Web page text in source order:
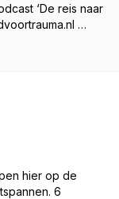
‘De reis naar
hier op de
6